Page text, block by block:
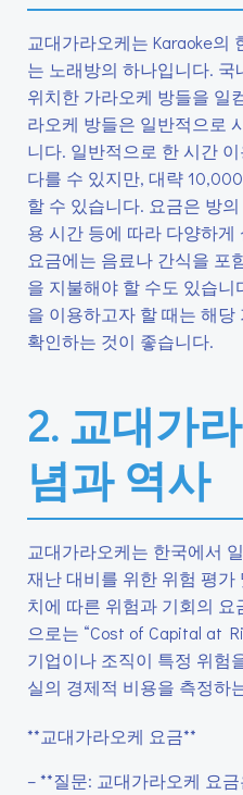
교대가라오케는 Karaoke의
는 노래방의 하나입니다.
위치한 가라오케 방들을 일
라오케 방들은 일반적으로
니다. 일반적으로 한 시간
다를 수 있지만, 대략
할 수 있습니다. 요금은 방
용 시간 등에 따라 다양하
요금에는 음료나 간식을 포
을 지불해야 할 수도 있습
을 이용하고자 할 때는 해
확인하는 것이 좋습니다.
2. 교대가
념과 역사
교대가라오케는 한국에서
재난 대비를 위한 위험 평가
치에 따른 위험과 기회의 요
으로는 “Cost of Capital at
기업이나 조직이 특정 위험
실의 경제적 비용을 측정하
**교대가라오케 요금**
– **질문: 교대가라오케 요